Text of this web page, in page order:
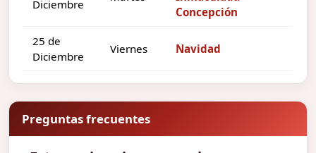
Diciembre
Concepción
25 de
Diciembre
Viernes Navidad
Preguntas frecuentes